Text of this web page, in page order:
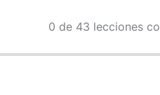
0 de 43 lecciones